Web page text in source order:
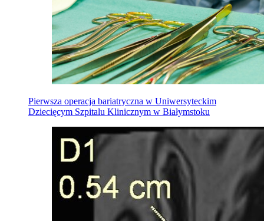
Pierwsza operacja bariatryczna w Uniwersyteckim
Dziecięcym Szpitalu Klinicznym w Białymstoku